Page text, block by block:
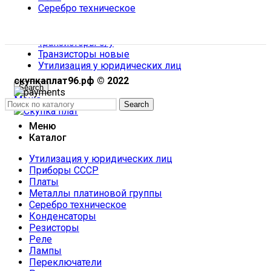
Серебро техническое
Транзисторы б/у
Транзисторы новые
Утилизация у юридических лиц
Search
Меню
скупкаплат96.рф © 2022
Search
Меню
Каталог
Утилизация у юридических лиц
Приборы СССР
Платы
Металлы платиновой группы
Серебро техническое
Конденсаторы
Резисторы
Реле
Лампы
Переключатели